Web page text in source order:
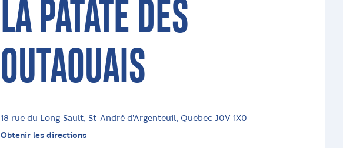
LA PATATE DES
OUTAOUAIS
18 rue du Long-Sault, St-André d'Argenteuil, Quebec J0V 1X0
Obtenir les directions